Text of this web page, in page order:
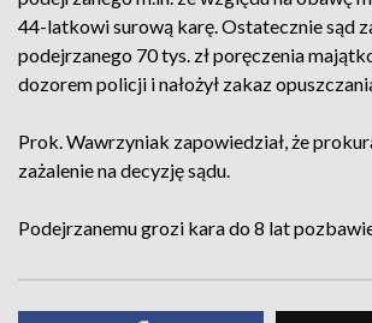
44-latkowi surową karę. Ostatecznie sąd
podejrzanego 70 tys. zł poręczenia
dozorem policji i nałożył zakaz
Prok. Wawrzyniak zapowiedział, że
zażalenie na decyzję sądu.
Podejrzanemu grozi kara do 8 lat